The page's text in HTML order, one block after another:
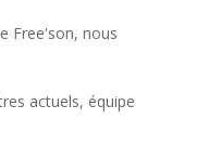
Free'son, nous
actuels, équipe